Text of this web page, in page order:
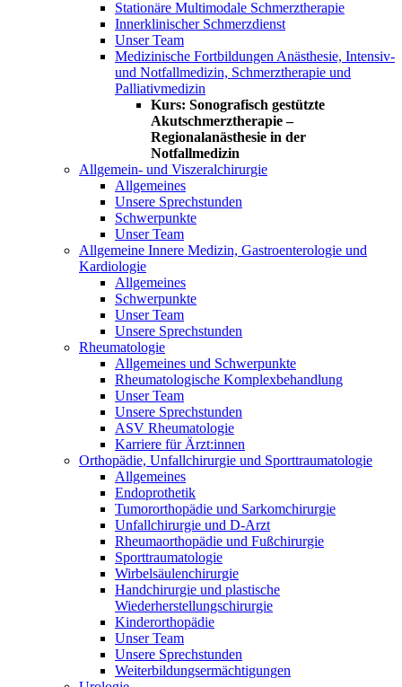
Stationäre Multimodale Schmerztherapie
Innerklinischer Schmerzdienst
Unser Team
Medizinische Fortbildungen Anästhesie, Intensiv-
und Notfallmedizin, Schmerztherapie und
Palliativmedizin
Kurs: Sonografisch gestützte
Akutschmerztherapie –
Regionalanästhesie in der
Notfallmedizin
Allgemein- und Viszeralchirurgie
Allgemeines
Unsere Sprechstunden
Schwerpunkte
Unser Team
Allgemeine Innere Medizin, Gastroenterologie und
Kardiologie
Allgemeines
Schwerpunkte
Unser Team
Unsere Sprechstunden
Rheumatologie
Allgemeines und Schwerpunkte
Rheumatologische Komplexbehandlung
Unser Team
Unsere Sprechstunden
ASV Rheumatologie
Karriere für Ärzt:innen
Orthopädie, Unfallchirurgie und Sporttraumatologie
Allgemeines
Endoprothetik
Tumororthopädie und Sarkomchirurgie
Unfallchirurgie und D-Arzt
Rheumaorthopädie und Fußchirurgie
Sporttraumatologie
Wirbelsäulenchirurgie
Handchirurgie und plastische
Wiederherstellungschirurgie
Kinderorthopädie
Unser Team
Unsere Sprechstunden
Weiterbildungsermächtigungen